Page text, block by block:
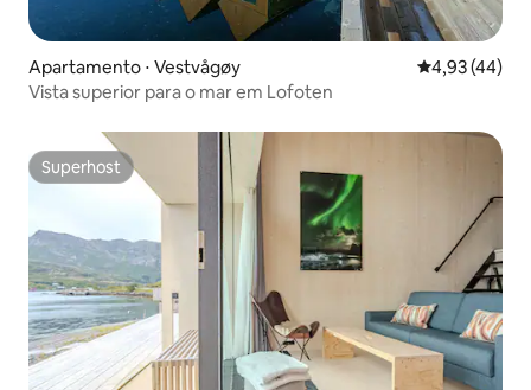
Apartamento ⋅ Vestvågøy 4,93 de uma
4,93 (44)
Vista superior para o mar em Lofoten
Superhost
Superhost